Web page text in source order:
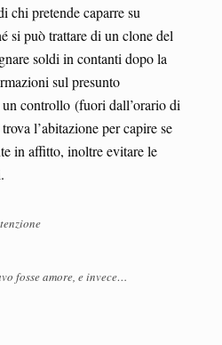
chi pretende caparre su
si può trattare di un clone del
soldi in contanti dopo la
sul presunto
controllo (fuori dall’orario di
l’abitazione per capire se
in affitto, inoltre evitare le
fosse amore, e invece…